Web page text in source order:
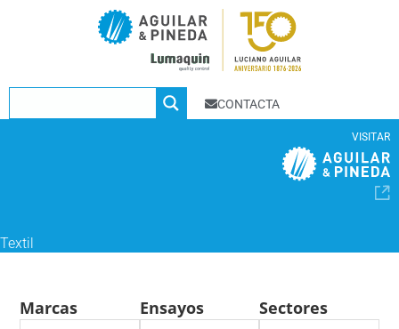
CONTACTA
VISITAR
Textil
Marcas Ensayos Sectores